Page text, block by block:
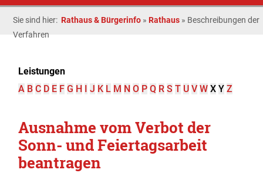
Sie sind hier: Rathaus & Bürgerinfo » Rathaus » Beschreibungen der
Verfahren
Leistungen
A B C D E F G H I J K L M N O P Q R S T U V W X Y Z
Ausnahme vom Verbot der
Sonn- und Feiertagsarbeit
beantragen